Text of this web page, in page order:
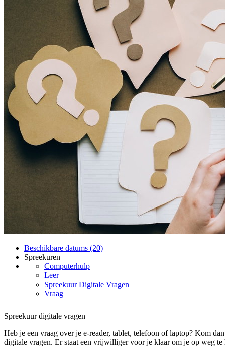
Beschikbare datums (20)
Spreekuren
Computerhulp
Leer
Spreekuur Digitale Vragen
Vraag
Spreekuur digitale vragen
Heb je een vraag over je e-reader, tablet, telefoon of laptop? Kom
digitale vragen. Er staat een vrijwilliger voor je klaar om je op weg te